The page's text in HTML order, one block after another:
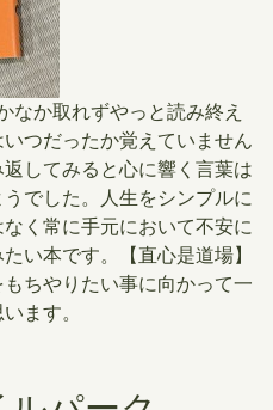
なか取れずやっと読み終え
つだったか覚えていません
してみると心に響く言葉は
でした。人生をシンプルに
く常に手元において不安に
い本です。【直心是道場】
ちやりたい事に向かって一
ます。